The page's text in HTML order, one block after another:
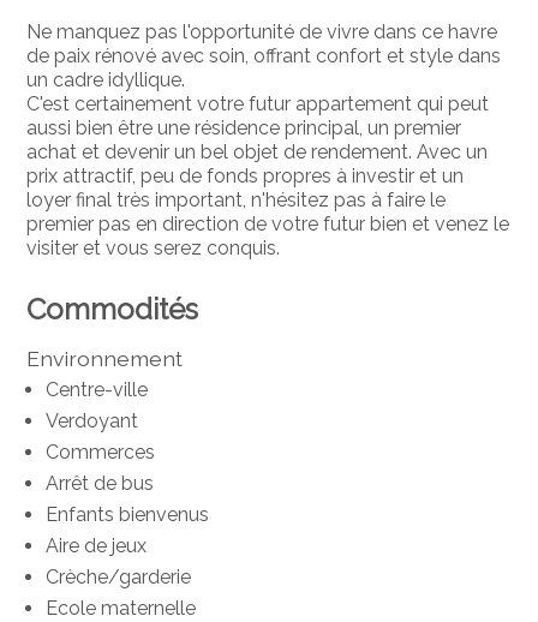
Ne manquez pas l'opportunité de vivre dans ce havre
de paix rénové avec soin, offrant confort et style dans
un cadre idyllique.
C'est certainement votre futur appartement qui peut
aussi bien être une résidence principal, un premier
achat et devenir un bel objet de rendement. Avec un
prix attractif, peu de fonds propres à investir et un
loyer final très important, n'hésitez pas à faire le
premier pas en direction de votre futur bien et venez le
visiter et vous serez conquis.
Commodités
Environnement
Centre-ville
Verdoyant
Commerces
Arrêt de bus
Enfants bienvenus
Aire de jeux
Crèche/garderie
Ecole maternelle